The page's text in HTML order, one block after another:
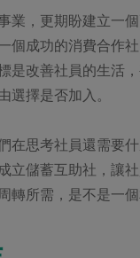
業，更期盼建立一
個成功的消費合作
改善社員的生活
選擇是否加入。
思考社員還需要
立儲蓄互助社，讓
轉所需，是不是一